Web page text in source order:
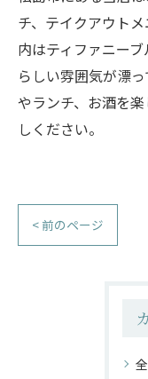
チ、テイクアウト
内はティファニー
らしい雰囲気が漂
やランチ、お酒を
しください。
< 前のページ